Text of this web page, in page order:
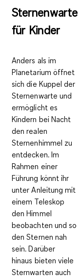
Sternenwarte
für Kinder
Anders als im
Planetarium öffnet
sich die Kuppel der
Sternenwarte und
ermöglicht es
Kindern bei Nacht
den realen
Sternenhimmel zu
entdecken. Im
Rahmen einer
Führung könnt ihr
unter Anleitung mit
einem Teleskop
den Himmel
beobachten und so
den Sternen nah
sein. Darüber
hinaus bieten viele
Sternwarten auch